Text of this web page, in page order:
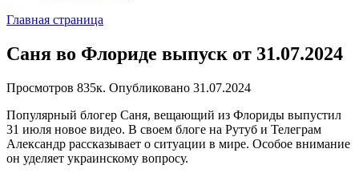
Главная страница
Саня во Флориде выпуск от 31.07.2024
Просмотров 835к. Опубликовано 31.07.2024
Популярный блогер Саня, вещающий из Флориды выпустил
31 июля новое видео. В своем блоге на Рутуб и Телеграм
Александр рассказывает о ситуации в мире. Особое внимание
он уделяет украинскому вопросу.